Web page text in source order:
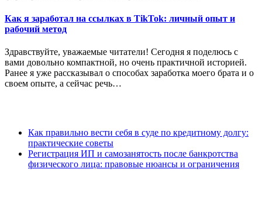
Как я заработал на ссылках в TikTok: личный опыт и
рабочий метод
Здравствуйте, уважаемые читатели! Сегодня я поделюсь с
вами довольно компактной, но очень практичной историей.
Ранее я уже рассказывал о способах заработка моего брата и о
своем опыте, а сейчас речь…
Как правильно вести себя в суде по кредитному долгу:
практические советы
Регистрация ИП и самозанятость после банкротства
физического лица: правовые нюансы и ограничения